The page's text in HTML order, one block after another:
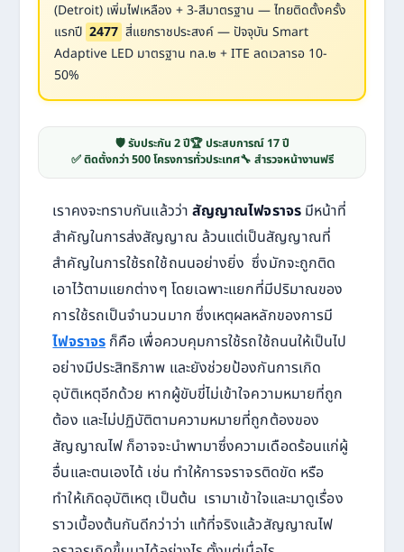
(Detroit) เพิ่มไฟเหลือง + 3-สีมาตรฐาน — ไทยติดตั้งครั้ง
แรกปี 2477 สี่แยกราชประสงค์ — ปัจจุบัน Smart
Adaptive LED มาตรฐาน ทล.๒ + ITE ลดเวลารอ 10-
50%
🛡️ รับประกัน 2 ปี🏆 ประสบการณ์ 17 ปี
✅ ติดตั้งกว่า 500 โครงการทั่วประเทศ🔧 สำรวจหน้างานฟรี
เราคงจะทราบกันแล้วว่า สัญญาณไฟจราจรมีหน้าที่
สำคัญในการส่งสัญญาณ ล้วนแต่เป็นสัญญาณที่
สำคัญในการใช้รถใช้ถนนอย่างยิ่ง ซึ่งมักจะถูกติด
เอาไว้ตามแยกต่างๆ โดยเฉพาะแยกที่มีปริมาณของ
การใช้รถเป็นจำนวนมาก ซึ่งเหตุผลหลักของการมี
ไฟจราจรก็คือ เพื่อควบคุมการใช้รถใช้ถนนให้เป็นไป
อย่างมีประสิทธิภาพ และยังช่วยป้องกันการเกิด
อุบัติเหตุอีกด้วย หากผู้ขับขี่ไม่เข้าใจความหมายที่ถูก
ต้อง และไม่ปฏิบัติตามความหมายที่ถูกต้องของ
สัญญาณไฟ ก็อาจจะนำพามาซึ่งความเดือดร้อนแก่ผู้
อื่นและตนเองได้ เช่น ทำให้การจราจรติดขัด หรือ
ทำให้เกิดอุบัติเหตุ เป็นต้น เรามาเข้าใจและมาดูเรื่อง
ราวเบื้องต้นกันดีกว่าว่า แท้ที่จริงแล้วสัญญาณไฟ